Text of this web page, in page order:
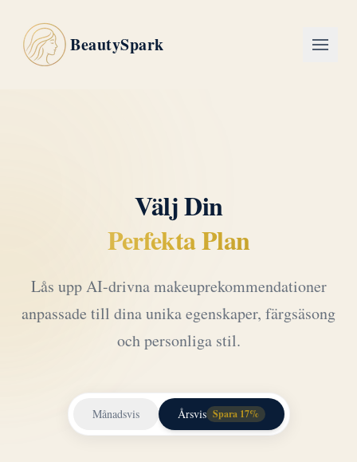
BeautySpark
Välj Din
Perfekta Plan
Lås upp AI-drivna makeuprekommendationer
anpassade till dina unika egenskaper, färgsäsong
och personliga stil.
Månadsvis Årsvis Spara 17%